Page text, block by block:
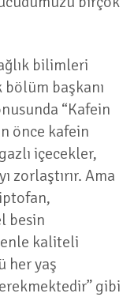
bilimleri
başkanı
“Kafein
önce kafein
içecekler,
zorlaştırır. Ama
besin
kaliteli
her yaş
gibi